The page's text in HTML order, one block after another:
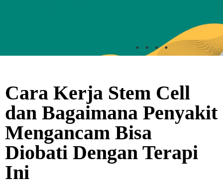
Cara Kerja Stem Cell
dan Bagaimana Penyakit
Mengancam Bisa
Diobati Dengan Terapi
Ini